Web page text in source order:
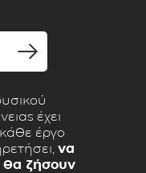
έχει
κάθε έργο
να
θα ζήσουν